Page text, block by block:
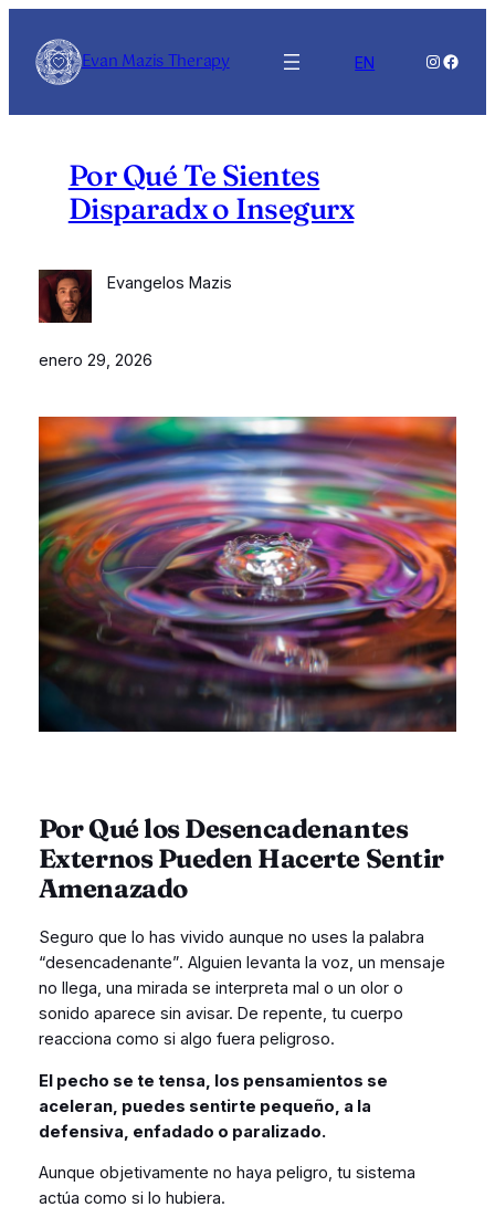
contenidoEvan Mazis Therapy EN
Por Qué Te Sientes
Disparadx o Insegurx
Evangelos Mazis
enero 29, 2026
Por Qué los Desencadenantes
Externos Pueden Hacerte Sentir
Amenazado
Seguro que lo has vivido aunque no uses la palabra
“desencadenante”. Alguien levanta la voz, un mensaje
no llega, una mirada se interpreta mal o un olor o
sonido aparece sin avisar. De repente, tu cuerpo
reacciona como si algo fuera peligroso.
El pecho se te tensa, los pensamientos se
aceleran, puedes sentirte pequeño, a la
defensiva, enfadado o paralizado.
Aunque objetivamente no haya peligro, tu sistema
actúa como si lo hubiera.